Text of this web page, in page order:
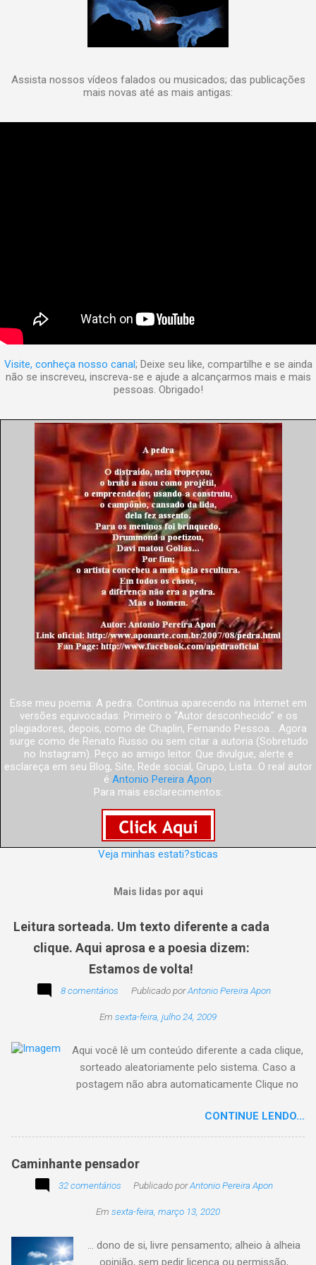
Assista nossos vídeos falados ou musicados; das publicações
mais novas até as mais antigas:
Visite, conheça nosso canal; Deixe seu like, compartilhe e se ainda
não se inscreveu, inscreva-se e ajude a alcançarmos mais e mais
pessoas. Obrigado!
Esse meu poema: A pedra. Continua aparecendo na Internet em
versões equivocadas: Primeiro o “Autor desconhecido” e os
plagiadores, depois, como de Chaplin, Fernando Pessoa... Agora
surge como de Renato Russo ou sem citar a autoria (Sobretudo
no Instagram). Peço ao amigo leitor. Que divulgue, alerte e
esclareça em seu Blog, Site, Rede social, Grupo, Lista...O real autor
é Antonio Pereira Apon.
Para mais esclarecimentos:
Veja minhas estati?sticas
Mais lidas por aqui
Leitura sorteada. Um texto diferente a cada
clique. Aqui aprosa e a poesia dizem:
Estamos de volta!
8 comentários Publicado porAntonio Pereira Apon
Em sexta-feira, julho 24, 2009
Aqui você lê um conteúdo diferente a cada clique,
sorteado aleatoriamente pelo sistema. Caso a
postagem não abra automaticamente Clique no
CONTINUE LENDO...
Caminhante pensador
32 comentários Publicado porAntonio Pereira Apon
Em sexta-feira, março 13, 2020
... dono de si, livre pensamento; alheio à alheia